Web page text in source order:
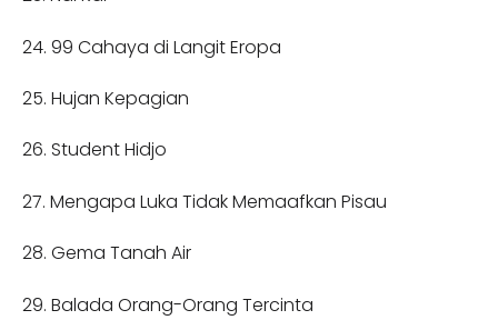
24. 99 Cahaya di Langit Eropa
25. Hujan Kepagian
26. Student Hidjo
27. Mengapa Luka Tidak Memaafkan Pisau
28. Gema Tanah Air
29. Balada Orang-Orang Tercinta